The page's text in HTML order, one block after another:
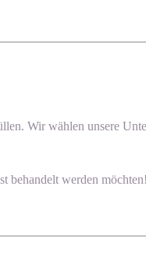
Wir wählen unsere
behandelt werden